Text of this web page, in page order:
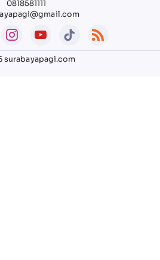
0818581111
surabayapagi.com